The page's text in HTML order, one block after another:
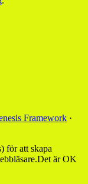
Framework ·
för att skapa
Det är OK